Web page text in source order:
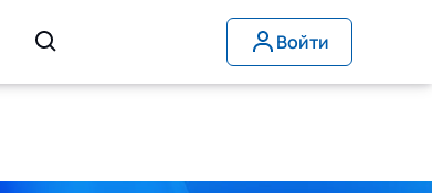
Войти